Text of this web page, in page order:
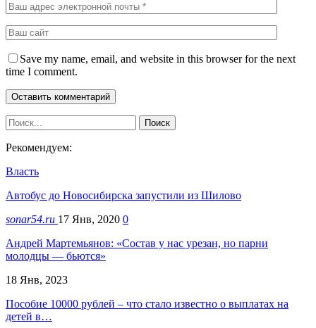
Save my name, email, and website in this browser for the next
time I comment.
Рекомендуем:
Власть
Автобус до Новосибирска запустили из Шилово
sonar54.ru 17 Янв, 2020 0
Андрей Мартемьянов: «Состав у нас урезан, но парни
молодцы — бьются»
18 Янв, 2023
Пособие 10000 рублей – что стало известно о выплатах на
детей в…